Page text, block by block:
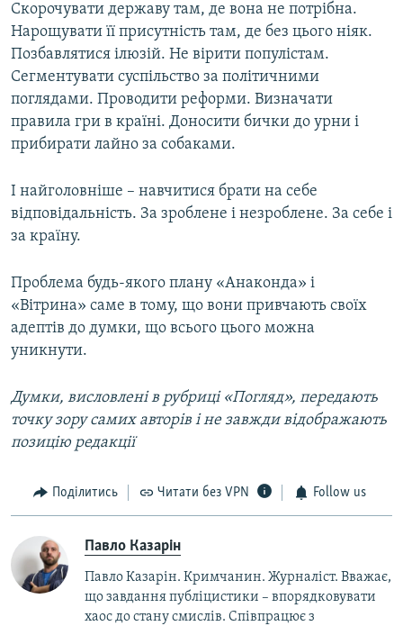
Скорочувати державу там, де вона не потрібна.
Нарощувати її присутність там, де без цього ніяк.
Позбавлятися ілюзій. Не вірити популістам.
Сегментувати суспільство за політичними
поглядами. Проводити реформи. Визначати
правила гри в країні. Доносити бички до урни і
прибирати лайно за собаками.
І найголовніше – навчитися брати на себе
відповідальність. За зроблене і незроблене. За себе і
за країну.
Проблема будь-якого плану «Анаконда» і
«Вітрина» саме в тому, що вони привчають своїх
адептів до думки, що всього цього можна
уникнути.
Думки, висловлені в рубриці «Погляд», передають
точку зору самих авторів і не завжди відображають
позицію редакції
Поділитись Читати без VPN Follow us
Павло Казарін
Павло Казарін. Кримчанин. Журналіст. Вважає,
що завдання публіцистики – впорядковувати
хаос до стану смислів. Співпрацює з